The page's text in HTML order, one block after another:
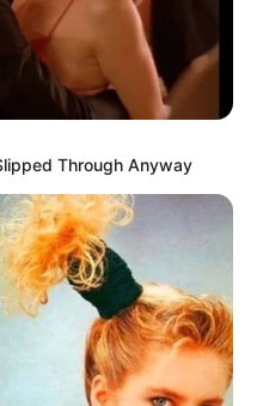
Through Anyway